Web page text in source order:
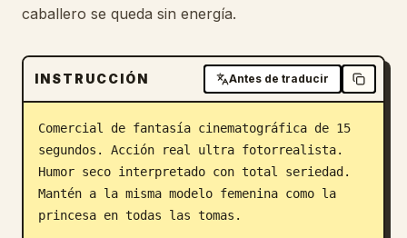
caballero se queda sin energía.
INSTRUCCIÓN Antes de traducir
Comercial de fantasía cinematográfica de 15
segundos. Acción real ultra fotorrealista.
Humor seco interpretado con total seriedad.
Mantén a la misma modelo femenina como la
princesa en todas las tomas.